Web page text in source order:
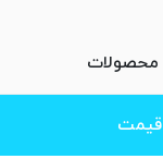
محصولات
قیمت